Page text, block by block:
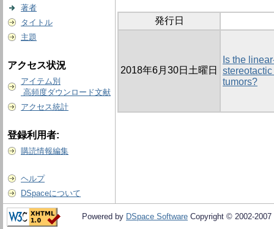
著者
タイトル
主題
アクセス状況
アイテム別
高頻度ダウンロード文献
アクセス統計
登録利用者:
購読情報編集
ヘルプ
DSpaceについて
発行日
2018年6月30日土曜日
Is the
tumors?
Powered by DSpace Software Copyright © 2002-2007